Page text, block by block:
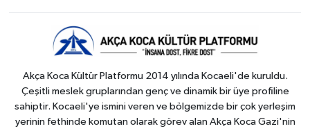
Akça Koca Kültür Platformu 2014 yılında Kocaeli'de kuruldu.
Çeşitli meslek gruplarından genç ve dinamik bir üye profiline
sahiptir. Kocaeli'ye ismini veren ve bölgemizde bir çok yerleşim
yerinin fethinde komutan olarak görev alan Akça Koca Gazi'nin